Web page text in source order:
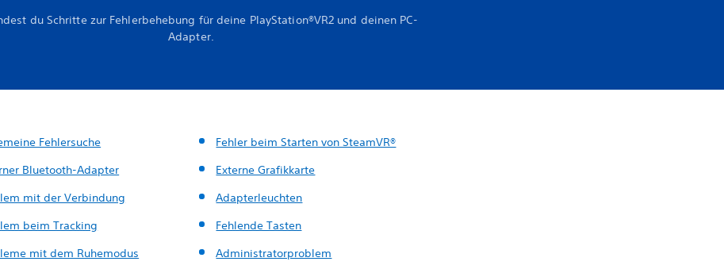
du Schritte zur Fehlerbehebung für deine PlayStation®VR2 und deinen PC-
Adapter.
Fehlersuche
Bluetooth-Adapter
mit der Verbindung
beim Tracking
mit dem Ruhemodus
Fehler beim Starten von SteamVR®
Externe Grafikkarte
Adapterleuchten
Fehlende Tasten
Administratorproblem